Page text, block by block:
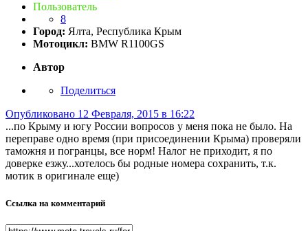
Пользователь
8
Город: Ялта, Республика Крым
Мотоцикл: BMW R1100GS
Автор
Поделиться
Опубликовано 12 Февраля, 2015 в 16:22
...по Крыму и югу России вопросов у меня пока не было. На
переправе одно время (при присоединении Крыма) проверяли
таможня и погранцы, все норм! Налог не приходит, я по
доверке езжу...хотелось бы родные номера сохранить, т.к.
мотик в оригинале еще)
Ссылка на комментарий